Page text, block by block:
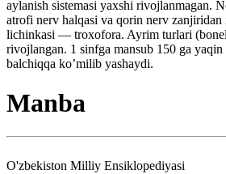
aylanish sistemasi yaxshi rivojlanmagan.
atrofi nerv halqasi va qorin nerv
lichinkasi — troxofora. Ayrim turlari
rivojlangan. 1 sinfga mansub 150 ga
balchiqqa ko’milib yashaydi.
Manba
O'zbekiston Milliy Ensiklopediyasi